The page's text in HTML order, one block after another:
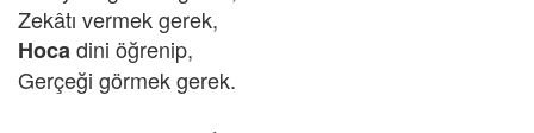
Zekâtı vermek gerek,
Hocadini öğrenip,
Gerçeği görmek gerek.